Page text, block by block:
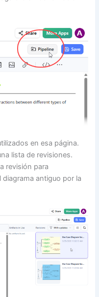
en esa página.
lista de revisiones.
revisión para
antiguo por la